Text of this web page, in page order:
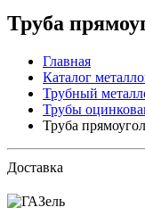
Труба
Главная
Каталог
Трубный
Трубы
Труба
Доставка